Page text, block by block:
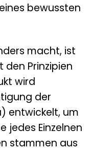
bewussten
macht, ist
Prinzipien
wird
der
entwickelt, um
jedes Einzelnen
stammen aus